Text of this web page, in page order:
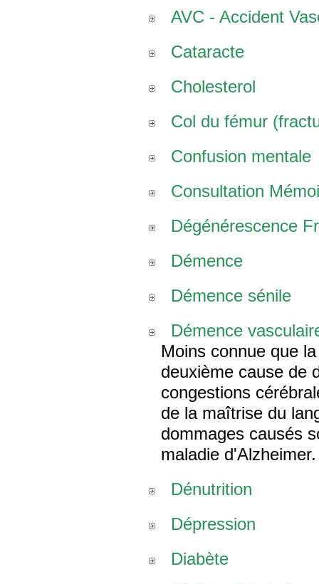
AVC - Accident
Cataracte
Cholesterol
Col du fémur
Confusion mentale
Consultation
Dégénérescence
Démence
Démence sénile
Démence
Moins connue que
deuxième cause de
congestions
de la maîtrise du
dommages causés
maladie d'Alzheimer.
Dénutrition
Dépression
Diabète